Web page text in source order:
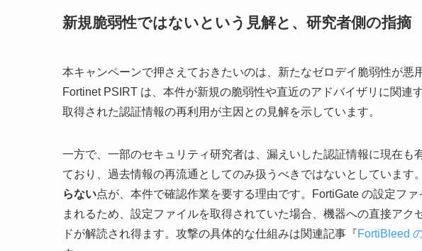
新規脆弱性ではないという見解と、研究者側の指摘
本キャンペーンで押さえておきたいのは、新たなゼロデイ脆弱性が悪
Fortinet PSIRT は、本件が新規の脆弱性や直近のアドバイザリに関連
取得された認証情報の再利用が主因との見解を示しています。
一方で、一部のセキュリティ研究者は、漏えいした認証情報に現在も
ており、過去情報の再流通としてのみ扱うべきではないとしています。
らない点が、本件で確認作業を要する理由です。FortiGate の設定フ
まれるため、設定ファイルを取得されていた場合、機器への直接アク
ドが解読され得ます。攻撃の具体的な仕組みは関連記事『FortiBleed